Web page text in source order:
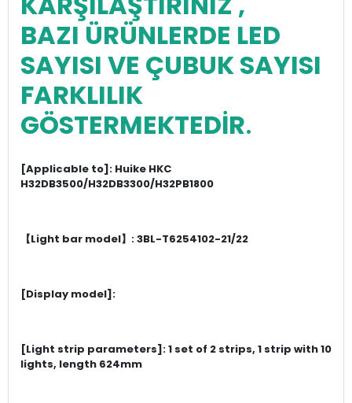
BAZI ÜRÜNLERDE LED
SAYISI VE ÇUBUK SAYISI
FARKLILIK
GÖSTERMEKTEDİR.
[Applicable to]: Huike HKC
H32DB3500/H32DB3300/H32PB1800
【Light bar model】: 3BL-T6254102-21/22
[Display model]:
[Light strip parameters]: 1 set of 2 strips, 1 strip with 10
lights, length 624mm